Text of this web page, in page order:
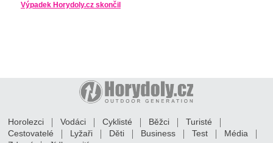
Výpadek Horydoly.cz skončil
Horolezci Vodáci Cyklisté Běžci
Turisté
Cestovatelé
Lyžaři Děti Business Test
Média